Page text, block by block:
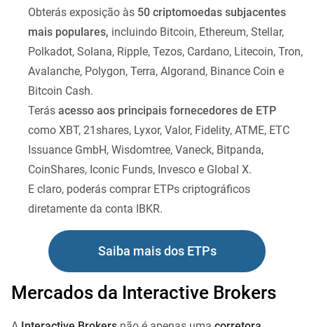
Obterás exposição às 50 criptomoedas subjacentes
mais populares, incluindo Bitcoin, Ethereum, Stellar,
Polkadot, Solana, Ripple, Tezos, Cardano, Litecoin, Tron,
Avalanche, Polygon, Terra, Algorand, Binance Coin e
Bitcoin Cash.
Terás acesso aos principais fornecedores de ETP
como XBT, 21shares, Lyxor, Valor, Fidelity, ATME, ETC
Issuance GmbH, Wisdomtree, Vaneck, Bitpanda,
CoinShares, Iconic Funds, Invesco e Global X.
E claro, poderás comprar ETPs criptográficos
diretamente da conta IBKR.
Saiba mais dos ETPs
Mercados da Interactive Brokers